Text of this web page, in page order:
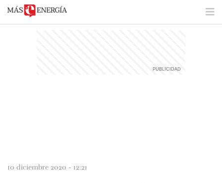
10 diciembre 2020 - 12:21